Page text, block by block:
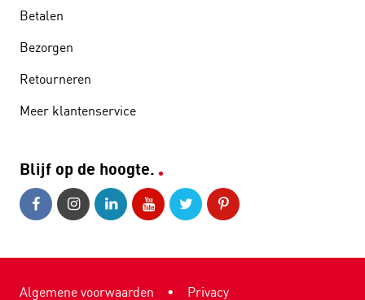
Betalen
Bezorgen
Retourneren
Meer klantenservice
Blijf op de hoogte.
Algemene voorwaarden • Privacy